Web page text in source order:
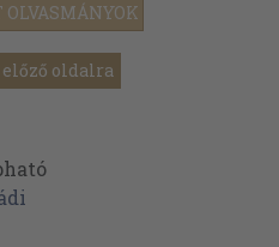
előző oldalra